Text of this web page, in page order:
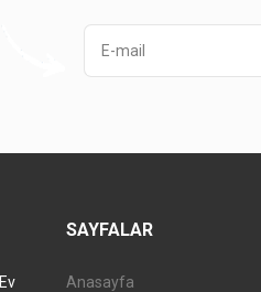
SAYFALAR
Anasayfa